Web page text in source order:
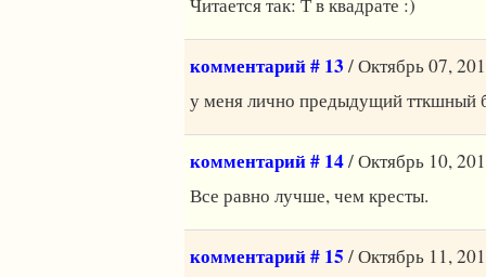
Читается так: Т в квадрате :)
комментарий # 13/ Октябрь 07,
у меня лично предыдущий
комментарий # 14/ Октябрь 10,
Все равно лучше, чем кресты.
комментарий # 15/ Октябрь 11,